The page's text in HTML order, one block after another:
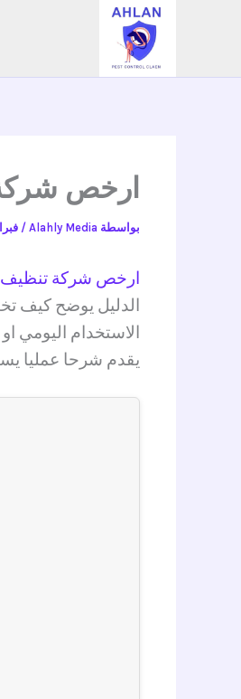
ارخص شركة
بواسطة Alahly Media
/ فبراير
ارخص شركة
الدليل يوضح كيف
الاستخدام اليومي
يقدم شرحا عمليا